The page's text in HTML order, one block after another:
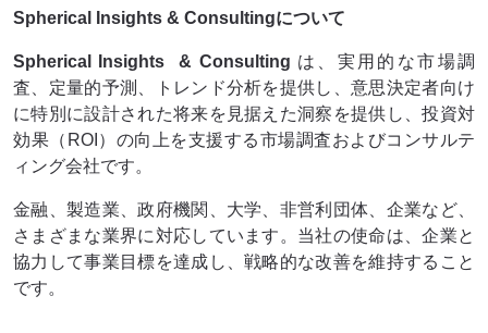
Spherical Insights & Consultingについて
Spherical Insights & Consulting は、実用的な市場調
査、定量的予測、トレンド分析を提供し、意思決定者向け
に特別に設計された将来を見据えた洞察を提供し、投資対
効果（ROI）の向上を支援する市場調査およびコンサルテ
ィング会社です。
金融、製造業、政府機関、大学、非営利団体、企業など、
さまざまな業界に対応しています。当社の使命は、企業と
協力して事業目標を達成し、戦略的な改善を維持すること
です。